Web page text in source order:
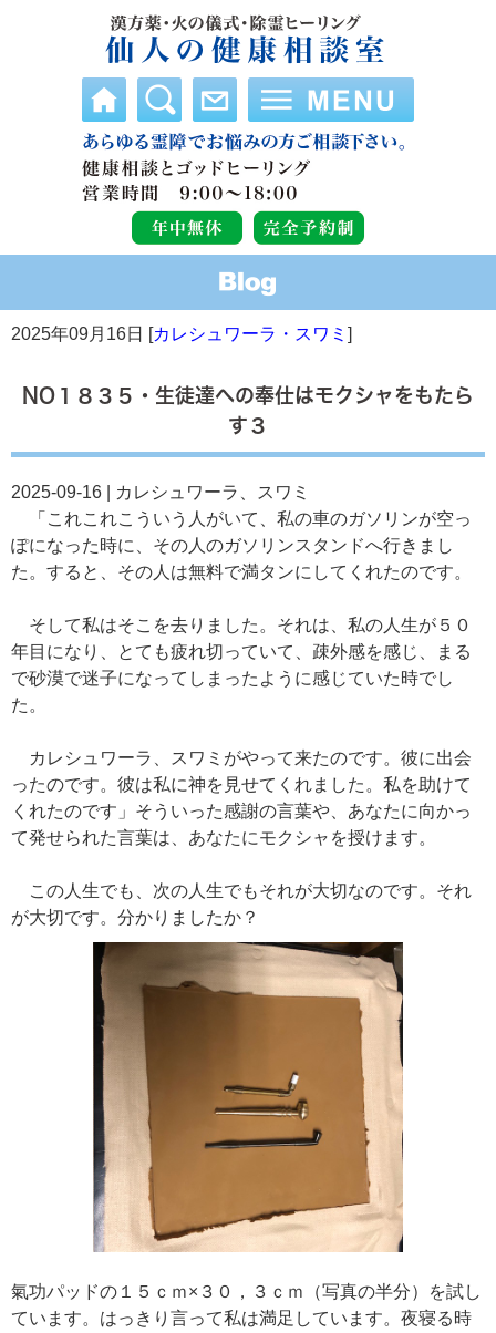
2025年09月16日 [カレシュワーラ・スワミ ]
NO１８３５・生徒達への奉仕はモクシャをもたら
す３
2025-09-16 | カレシュワーラ、スワミ
「これこれこういう人がいて、私の車のガソリンが空っ
ぽになった時に、その人のガソリンスタンドへ行きまし
た。すると、その人は無料で満タンにしてくれたのです。
そして私はそこを去りました。それは、私の人生が５０
年目になり、とても疲れ切っていて、疎外感を感じ、まる
で砂漠で迷子になってしまったように感じていた時でし
た。
カレシュワーラ、スワミがやって来たのです。彼に出会
ったのです。彼は私に神を見せてくれました。私を助けて
くれたのです」そういった感謝の言葉や、あなたに向かっ
て発せられた言葉は、あなたにモクシャを授けます。
この人生でも、次の人生でもそれが大切なのです。それ
が大切です。分かりましたか？
氣功パッドの１５ｃｍ×３０，３ｃｍ（写真の半分）を試し
ています。はっきり言って私は満足しています。夜寝る時